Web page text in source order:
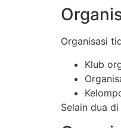
Organisasi
Klub
Selain dua